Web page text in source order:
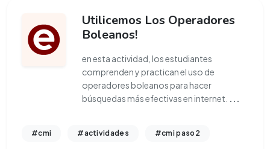
Utilicemos Los Operadores
Boleanos!
en esta actividad, los estudiantes
comprenden y practican el uso de
operadores boleanos para hacer
búsquedas más efectivas en internet. ...
#cmi #actividades #cmi paso2